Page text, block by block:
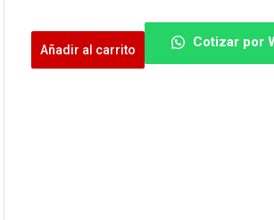
Añadir al carrito Cotizar por